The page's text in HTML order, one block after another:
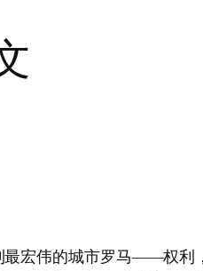
最宏伟的城市罗马——权利